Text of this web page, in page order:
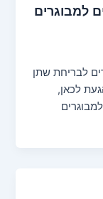
למבוגרים
לבריחת שתן
לכאן,